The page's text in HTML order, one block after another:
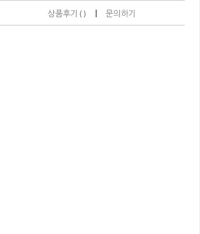
상품후기 ( ) | 문의하기